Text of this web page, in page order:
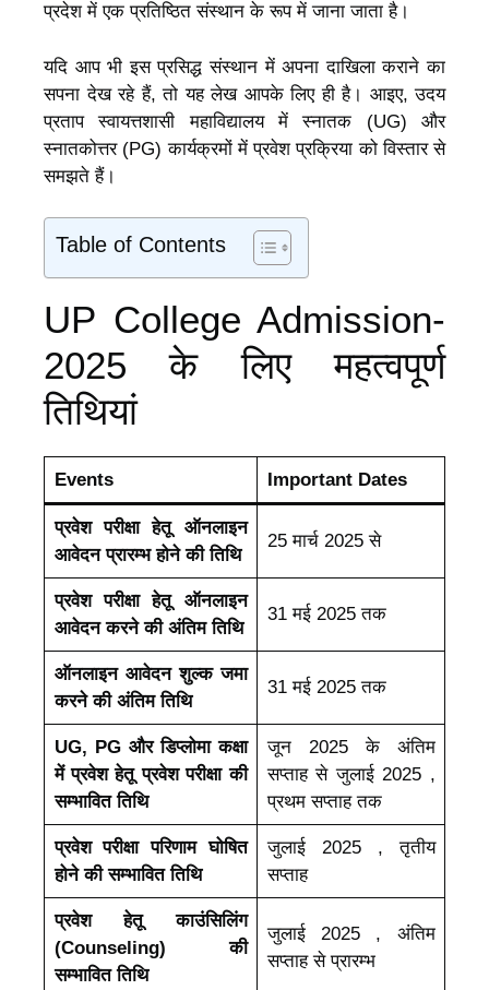
प्रदेश में एक प्रतिष्ठित संस्थान के रूप में जाना जाता है।
यदि आप भी इस प्रसिद्ध संस्थान में अपना दाखिला कराने का
सपना देख रहे हैं, तो यह लेख आपके लिए ही है। आइए, उदय
प्रताप स्वायत्तशासी महाविद्यालय में स्नातक (UG) और
स्नातकोत्तर (PG) कार्यक्रमों में प्रवेश प्रक्रिया को विस्तार से
समझते हैं।
Table of Contents
UP College Admission-
2025 के लिए महत्वपूर्ण
तिथियां
Events Important Dates
प्रवेश परीक्षा हेतू ऑनलाइन
आवेदन प्रारम्भ होने की तिथि
25 मार्च 2025 से
प्रवेश परीक्षा हेतू ऑनलाइन
आवेदन करने की अंतिम तिथि
31 मई 2025 तक
ऑनलाइन आवेदन शुल्क जमा
करने की अंतिम तिथि
31 मई 2025 तक
UG, PG और डिप्लोमा कक्षा
में प्रवेश हेतू प्रवेश परीक्षा की
सम्भावित तिथि
जून 2025 के अंतिम
सप्ताह से जुलाई 2025 ,
प्रथम सप्ताह तक
प्रवेश परीक्षा परिणाम घोषित
होने की सम्भावित तिथि
जुलाई 2025 , तृतीय
सप्ताह
प्रवेश हेतू काउंसिलिंग
(Counseling) की
सम्भावित तिथि
जुलाई 2025 , अंतिम
सप्ताह से प्रारम्भ